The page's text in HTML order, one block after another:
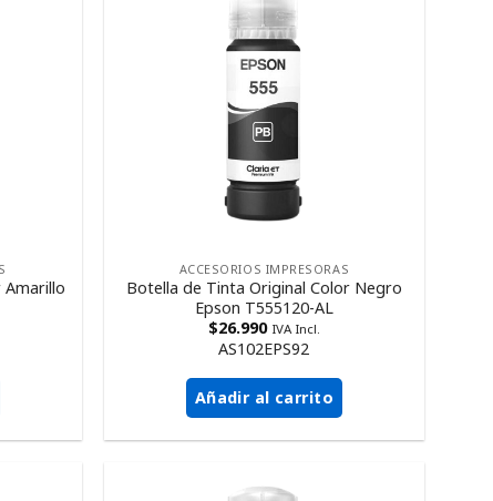
ACCESORIOS IMPRESORAS
Botella de Tinta Original Color Negro
Epson T555120-AL
$26.990 IVA Incl.
AS102EPS92
Añadir al carrito